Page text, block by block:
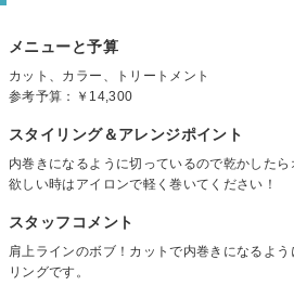
メニューと予算
カット、カラー、トリートメント
参考予算：
￥14,300
スタイリング＆アレンジポイント
内巻きになるように切っているので乾かした
欲しい時はアイロンで軽く巻いてください！
スタッフコメント
肩上ラインのボブ！カットで内巻きになるよ
リングです。